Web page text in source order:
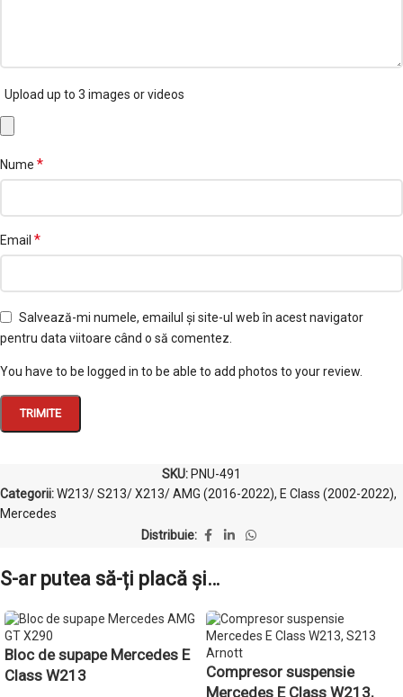
Upload up to 3 images or videos
Nume *
Email *
Salvează-mi numele, emailul și site-ul web în acest navigator
pentru data viitoare când o să comentez.
You have to be logged in to be able to add photos to your review.
SKU: PNU-491
Categorii:W213/ S213/ X213/ AMG (2016-2022), E Class (2002-2022),
Mercedes
Distribuie:
S-ar putea să-ți placă și…
Bloc de supape Mercedes E
Class W213
Compresor suspensie
Mercedes E Class W213,